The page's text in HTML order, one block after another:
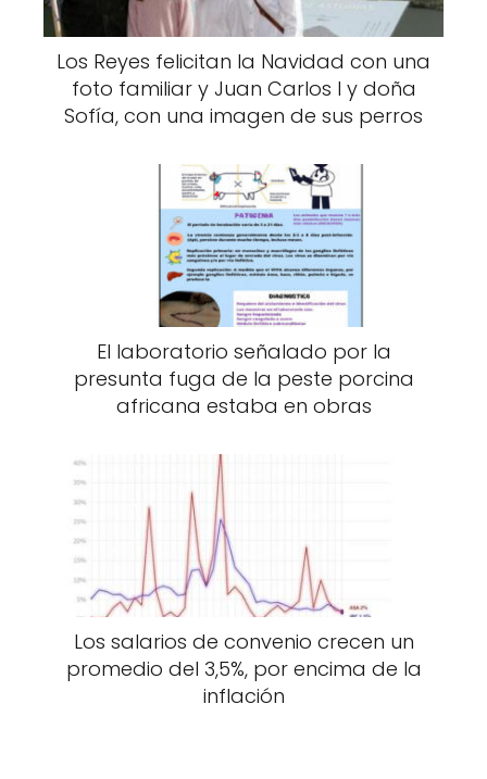
Los Reyes felicitan la Navidad con una
foto familiar y Juan Carlos I y doña
Sofía, con una imagen de sus perros
El laboratorio señalado por la
presunta fuga de la peste porcina
africana estaba en obras
Los salarios de convenio crecen un
promedio del 3,5%, por encima de la
inflación